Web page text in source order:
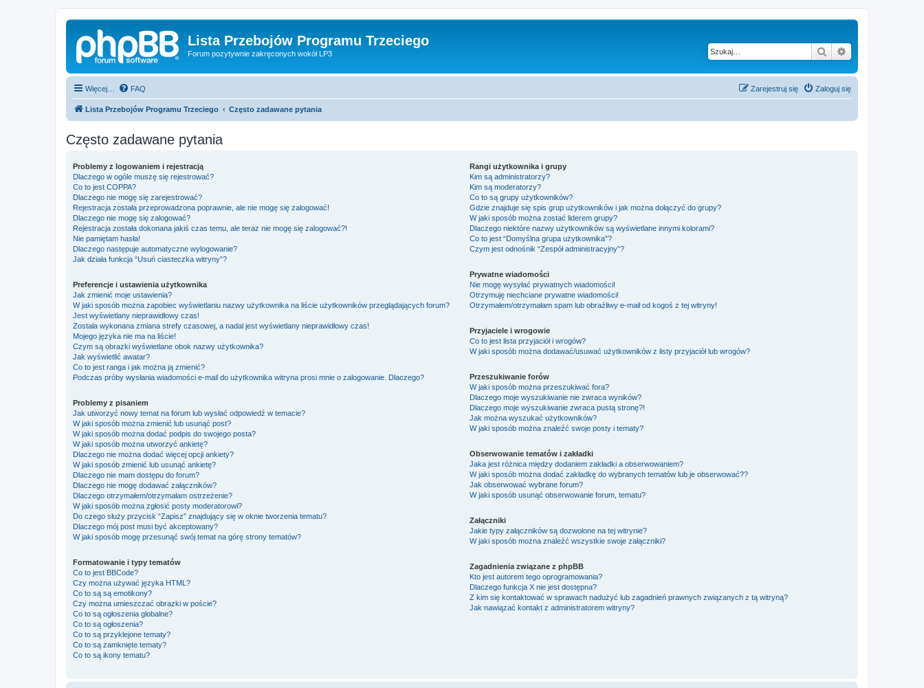
Lista Przebojów Programu Trzeciego
Forum pozytywnie zakręconych wokół LP3 Szukaj
Więcej… FAQ Zaloguj się
Zarejestruj się
Lista Przebojów Programu Trzeciego Często zadawane pytania
Często zadawane pytania
Problemy z logowaniem i rejestracją
Dlaczego w ogóle muszę się rejestrować?
Co to jest COPPA?
Dlaczego nie mogę się zarejestrować?
Rejestracja została przeprowadzona poprawnie, ale nie mogę się zalogować!
Dlaczego nie mogę się zalogować?
Rejestracja została dokonana jakiś czas temu, ale teraz nie mogę się zalogować?!
Nie pamiętam hasła!
Dlaczego następuje automatyczne wylogowanie?
Jak działa funkcja “Usuń ciasteczka witryny”?
Preferencje i ustawienia użytkownika
Jak zmienić moje ustawienia?
W jaki sposób można zapobiec wyświetlaniu nazwy użytkownika na liście użytkowników przeglądających forum?
Jest wyświetlany nieprawidłowy czas!
Została wykonana zmiana strefy czasowej, a nadal jest wyświetlany nieprawidłowy czas!
Mojego języka nie ma na liście!
Czym są obrazki wyświetlane obok nazwy użytkownika?
Jak wyświetlić awatar?
Co to jest ranga i jak można ją zmienić?
Podczas próby wysłania wiadomości e-mail do użytkownika witryna prosi mnie o zalogowanie. Dlaczego?
Problemy z pisaniem
Jak utworzyć nowy temat na forum lub wysłać odpowiedź w temacie?
W jaki sposób można zmienić lub usunąć post?
W jaki sposób można dodać podpis do swojego posta?
W jaki sposób można utworzyć ankietę?
Dlaczego nie można dodać więcej opcji ankiety?
W jaki sposób zmienić lub usunąć ankietę?
Dlaczego nie mam dostępu do forum?
Dlaczego nie mogę dodawać załączników?
Dlaczego otrzymałem/otrzymałam ostrzeżenie?
W jaki sposób można zgłosić posty moderatorowi?
Do czego służy przycisk “Zapisz” znajdujący się w oknie tworzenia tematu?
Dlaczego mój post musi być akceptowany?
W jaki sposób mogę przesunąć swój temat na górę strony tematów?
Formatowanie i typy tematów
Co to jest BBCode?
Czy można używać języka HTML?
Co to są są emotikony?
Czy można umieszczać obrazki w poście?
Co to są ogłoszenia globalne?
Co to są ogłoszenia?
Co to są przyklejone tematy?
Co to są zamknięte tematy?
Co to są ikony tematu?
Rangi użytkownika i grupy
Kim są administratorzy?
Kim są moderatorzy?
Co to są grupy użytkowników?
Gdzie znajduje się spis grup użytkowników i jak można dołączyć do grupy?
W jaki sposób można zostać liderem grupy?
Dlaczego niektóre nazwy użytkowników są wyświetlane innymi kolorami?
Co to jest “Domyślna grupa użytkownika”?
Czym jest odnośnik “Zespół administracyjny”?
Prywatne wiadomości
Nie mogę wysyłać prywatnych wiadomości!
Otrzymuję niechciane prywatne wiadomości!
Otrzymałem/otrzymałam spam lub obraźliwy e-mail od kogoś z tej witryny!
Przyjaciele i wrogowie
Co to jest lista przyjaciół i wrogów?
W jaki sposób można dodawać/usuwać użytkowników z listy przyjaciół lub wrogów?
Przeszukiwanie forów
W jaki sposób można przeszukiwać fora?
Dlaczego moje wyszukiwanie nie zwraca wyników?
Dlaczego moje wyszukiwanie zwraca pustą stronę?!
Jak można wyszukać użytkowników?
W jaki sposób można znaleźć swoje posty i tematy?
Obserwowanie tematów i zakładki
Jaka jest różnica między dodaniem zakładki a obserwowaniem?
W jaki sposób można dodać zakładkę do wybranych tematów lub je obserwować??
Jak obserwować wybrane forum?
W jaki sposób usunąć obserwowanie forum, tematu?
Załączniki
Jakie typy załączników są dozwolone na tej witrynie?
W jaki sposób można znaleźć wszystkie swoje załączniki?
Zagadnienia związane z phpBB
Kto jest autorem tego oprogramowania?
Dlaczego funkcja X nie jest dostępna?
Z kim się kontaktować w sprawach nadużyć lub zagadnień prawnych związanych z tą witryną?
Jak nawiązać kontakt z administratorem witryny?